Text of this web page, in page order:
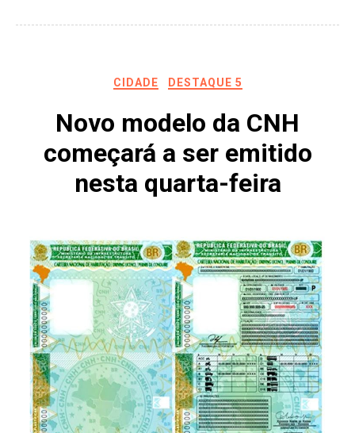
CIDADE DESTAQUE 5
Novo modelo da CNH
começará a ser emitido
nesta quarta-feira